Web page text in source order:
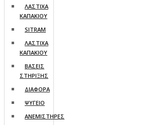
ΛΑΣΤΙΧΑ
ΚΑΠΑΚΙΟΥ
SITRAM
ΛΑΣΤΙΧΑ
ΚΑΠΑΚΙΟΥ
ΒΑΣΕΙΣ
ΣΤΗΡΙΞΗΣ
ΔΙΑΦΟΡΑ
ΨΥΓΕΙO
ΑΝΕΜΙΣΤΗΡΕΣ